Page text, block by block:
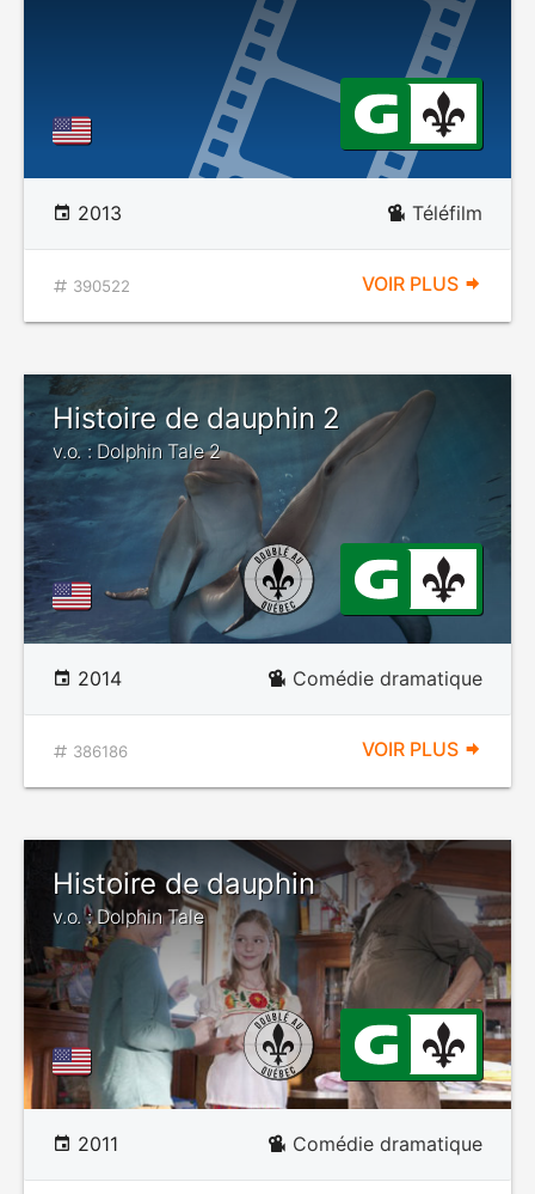
2013 Téléfilm
390522 VOIR PLUS
Histoire de dauphin 2
v.o. : Dolphin Tale 2
2014 Comédie dramatique
386186 VOIR PLUS
Histoire de dauphin
v.o. : Dolphin Tale
2011 Comédie dramatique